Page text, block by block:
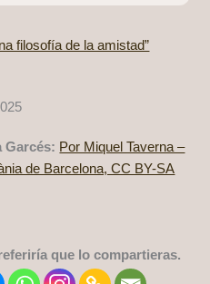
filosofía de la amistad”
Garcés: Por Miquel Taverna –
de Barcelona, CC BY-SA
que lo compartieras.